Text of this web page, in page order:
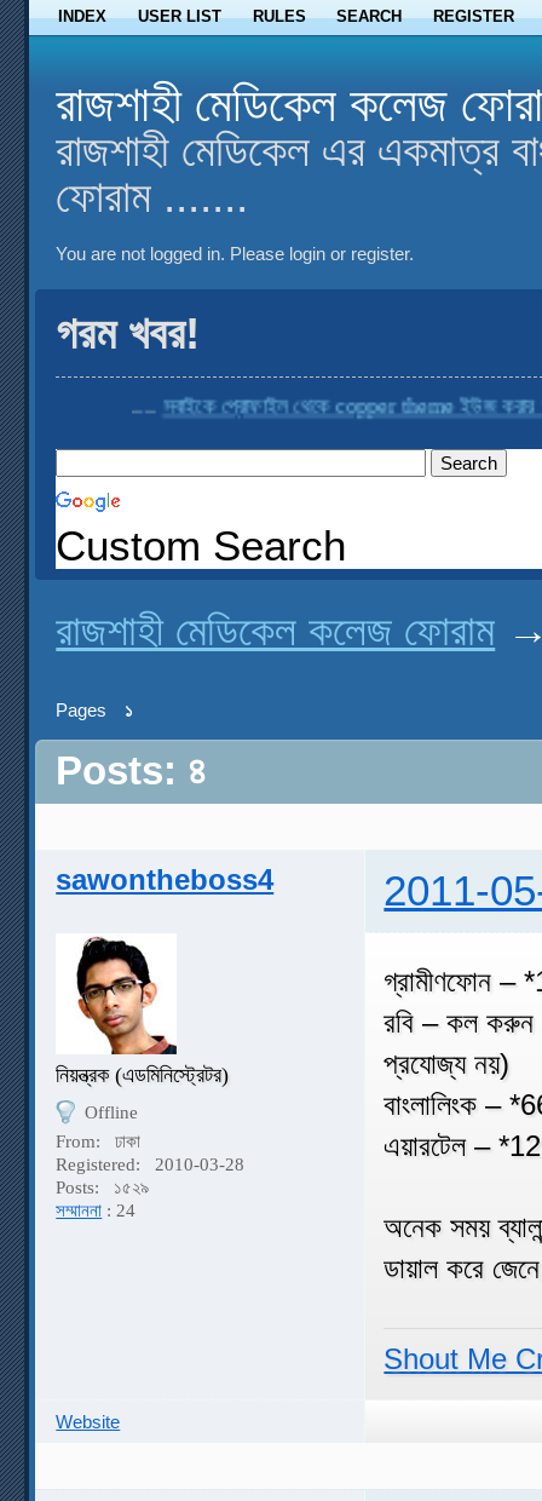
INDEX USER LIST RULES SEARCH REGISTER
রাজশাহী মেডিকেল কলেজ
রাজশাহী মেডিকেল এর একমাত্র
ফোরাম .......
You are not logged in. Please login or register.
গরম খবর!
....সবাইকে প্রোফাইল থেকে copper theme ইউজ করার
Custom Search
রাজশাহী মেডিকেল কলেজ ফোরাম
Pages ১
Posts: ৪
sawontheboss4 2011-
নিয়ন্ত্রক (এডমিনিস্ট্রেটর)
Offline
From:
ঢাকা
Registered:
2010-03-28
Posts:
১৫২৯
সম্মাননা : 24
গ্রামীণফোন –
রবি – কল করুন
প্রযোজ্য নয়)
বাংলালিংক –
এয়ারটেল –
অনেক সময়
ডায়াল করে
Shout Me
Website